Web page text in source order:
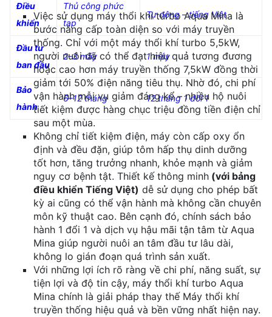
Điều
khiển
Thủ công phức
tạp
Tự động – tiếng Việt
Đầu tư
ban đầu
2–3 máy 1 máy
Bảo
hành
6–12 tháng 12 tháng 1 đổi 1
Việc sử dụng máy thổi khí turbo Aqua Mina là
bước nâng cấp toàn diện so với máy truyền
thống. Chỉ với một máy thổi khí turbo 5,5kW,
người nuôi đã có thể đạt hiệu quả tương đương
hoặc cao hơn máy truyền thống 7,5kW đồng thời
giảm tới 50% điện năng tiêu thụ. Nhờ đó, chi phí
vận hành mỗi vụ giảm đáng kể – nhiều hộ nuôi
tiết kiệm được hàng chục triệu đồng tiền điện chỉ
sau một mùa.
Không chỉ tiết kiệm điện, máy còn cấp oxy ổn
định và đều đặn, giúp tôm hấp thụ dinh dưỡng
tốt hơn, tăng trưởng nhanh, khỏe mạnh và giảm
nguy cơ bệnh tật. Thiết kế thông minh (với bảng
điều khiển Tiếng Việt) dễ sử dụng cho phép bất
kỳ ai cũng có thể vận hành mà không cần chuyên
môn kỹ thuật cao. Bên cạnh đó, chính sách bảo
hành 1 đổi 1 và dịch vụ hậu mãi tận tâm từ Aqua
Mina giúp người nuôi an tâm đầu tư lâu dài,
không lo gián đoạn quá trình sản xuất.
Với những lợi ích rõ ràng về chi phí, năng suất, sự
tiện lợi và độ tin cậy, máy thổi khí turbo Aqua
Mina chính là giải pháp thay thế Máy thổi khí
truyền thống hiệu quả và bền vững nhất hiện nay.